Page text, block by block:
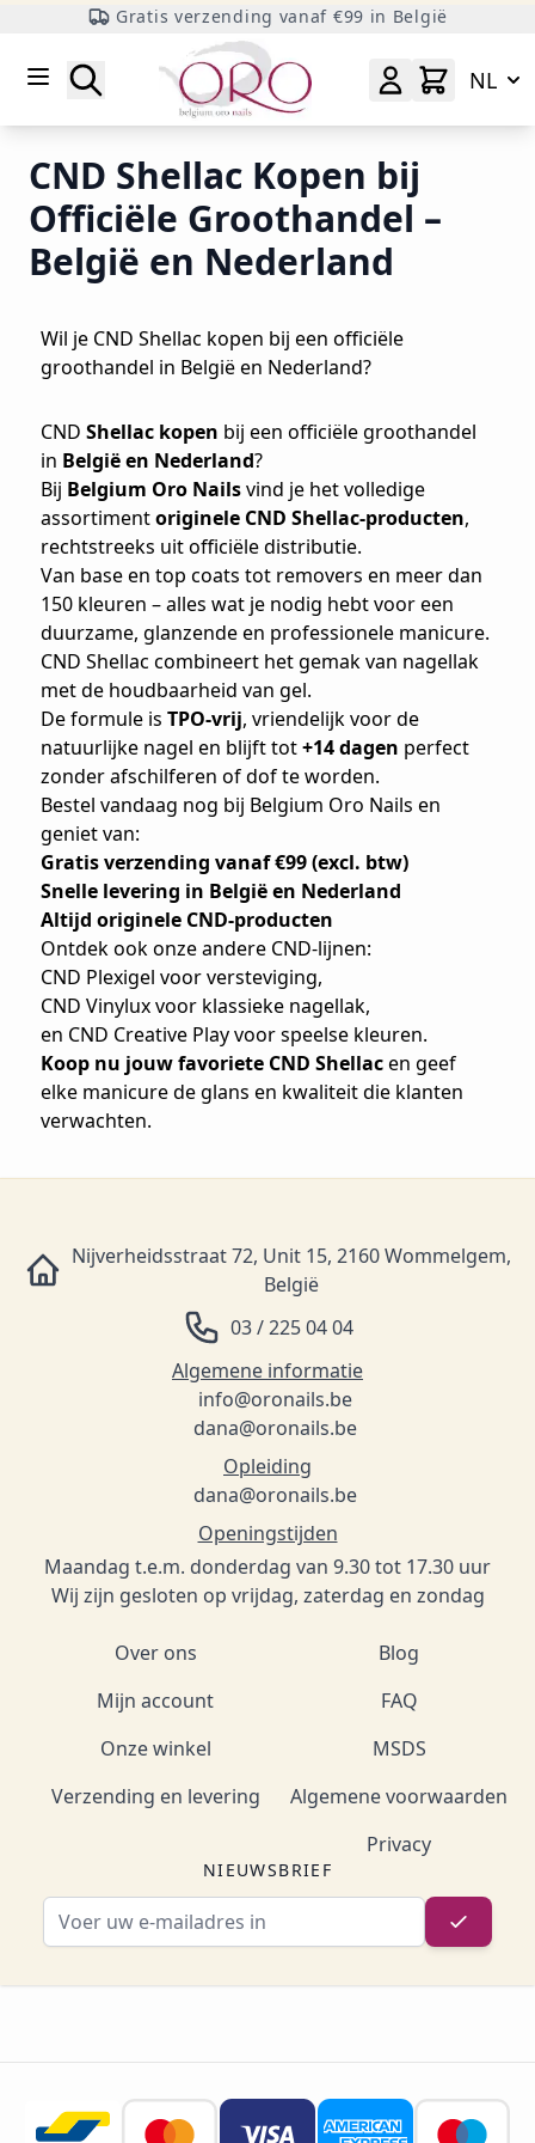
Gratis verzending vanaf €99 in België
Zoeken
NL
CND Shellac Kopen bij
Officiële Groothandel –
België en Nederland
Wil je CND Shellac kopen bij een officiële
groothandel in België en Nederland?
CND Shellac kopen bij een officiële groothandel
in België en Nederland?
Bij Belgium Oro Nailsvind je het volledige
assortimentoriginele CND Shellac-producten,
rechtstreeks uit officiële distributie.
Van base en top coats tot removers en meer dan
150 kleuren – alles wat je nodig hebt voor een
duurzame, glanzende en professionele manicure.
CND Shellac combineert het gemak van nagellak
met de houdbaarheid van gel.
De formule is TPO-vrij, vriendelijk voor de
natuurlijke nagel en blijft tot+14 dagen perfect
zonder afschilferen of dof te worden.
Bestel vandaag nog bij Belgium Oro Nails en
geniet van:
Gratis verzending vanaf €99 (excl. btw)
Snelle levering in België en Nederland
Altijd originele CND-producten
Ontdek ook onze andere CND-lijnen:
CND Plexigel voor versteviging,
CND Vinyluxvoor klassieke nagellak,
en CND Creative Playvoor speelse kleuren.
Koop nu jouw favoriete CND Shellacen geef
elke manicure de glans en kwaliteit die klanten
verwachten.
Nijverheidsstraat 72, Unit 15, 2160 Wommelgem,
België
03 / 225 04 04
Algemene informatie
info@oronails.be
dana@oronails.be
Opleiding
dana@oronails.be
Openingstijden
Maandag t.e.m. donderdag van 9.30 tot 17.30 uur
Wij zijn gesloten op vrijdag, zaterdag en zondag
Over ons
Mijn account
Onze winkel
Verzending en levering
Blog
FAQ
MSDS
Algemene voorwaarden
Privacy
NIEUWSBRIEF